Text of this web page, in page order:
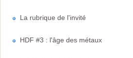
La rubrique de l'invité
HDF #3 : l'âge des métaux